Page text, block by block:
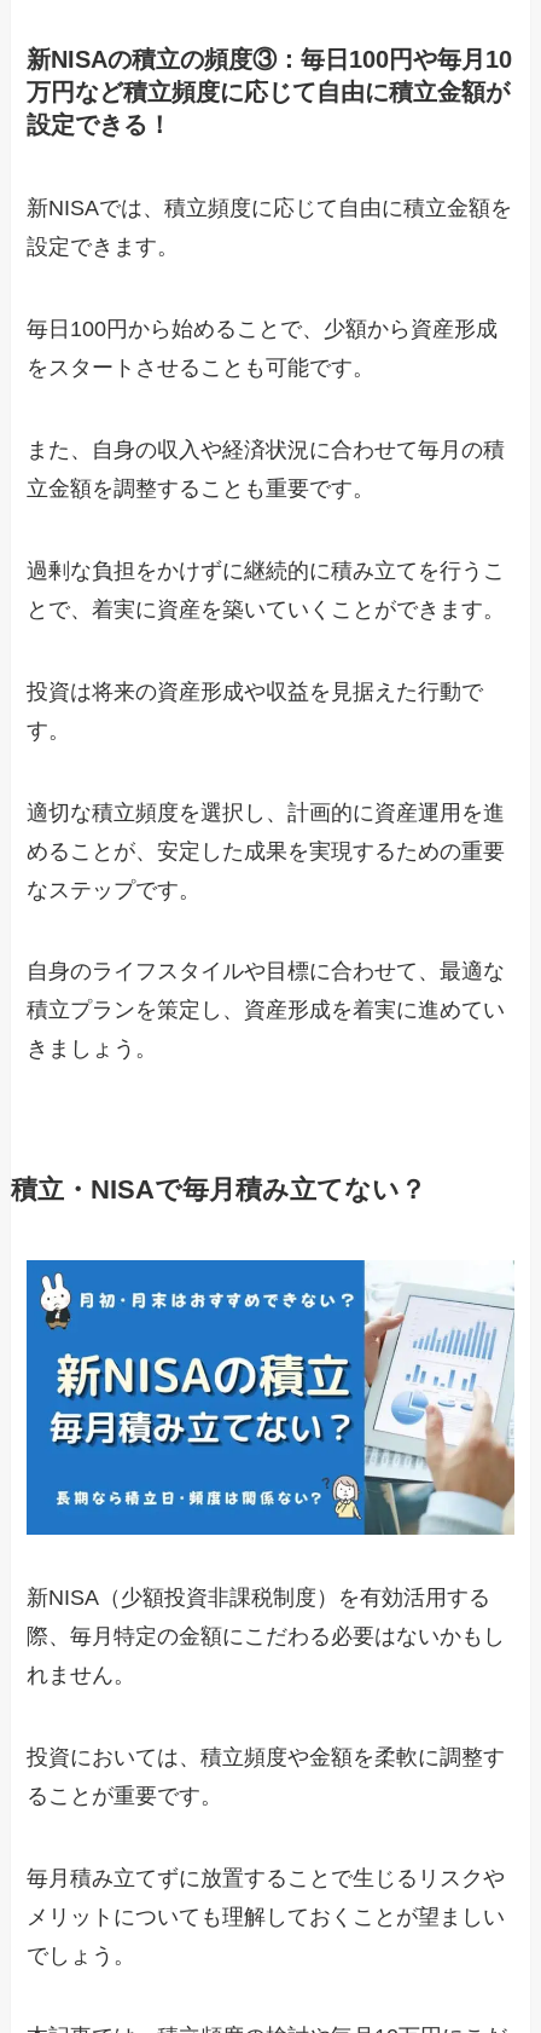
新NISAの積立の頻度③：毎日100円や毎月10
万円など積立頻度に応じて自由に積立金額が
設定できる！
新NISAでは、積立頻度に応じて自由に積立金額を
設定できます。
毎日100円から始めることで、少額から資産形成
をスタートさせることも可能です。
また、自身の収入や経済状況に合わせて毎月の積
立金額を調整することも重要です。
過剰な負担をかけずに継続的に積み立てを行うこ
とで、着実に資産を築いていくことができます。
投資は将来の資産形成や収益を見据えた行動で
す。
適切な積立頻度を選択し、計画的に資産運用を進
めることが、安定した成果を実現するための重要
なステップです。
自身のライフスタイルや目標に合わせて、最適な
積立プランを策定し、資産形成を着実に進めてい
きましょう。
積立・NISAで毎月積み立てない？
新NISA（少額投資非課税制度）を有効活用する
際、毎月特定の金額にこだわる必要はないかもし
れません。
投資においては、積立頻度や金額を柔軟に調整す
ることが重要です。
毎月積み立てずに放置することで生じるリスクや
メリットについても理解しておくことが望ましい
でしょう。